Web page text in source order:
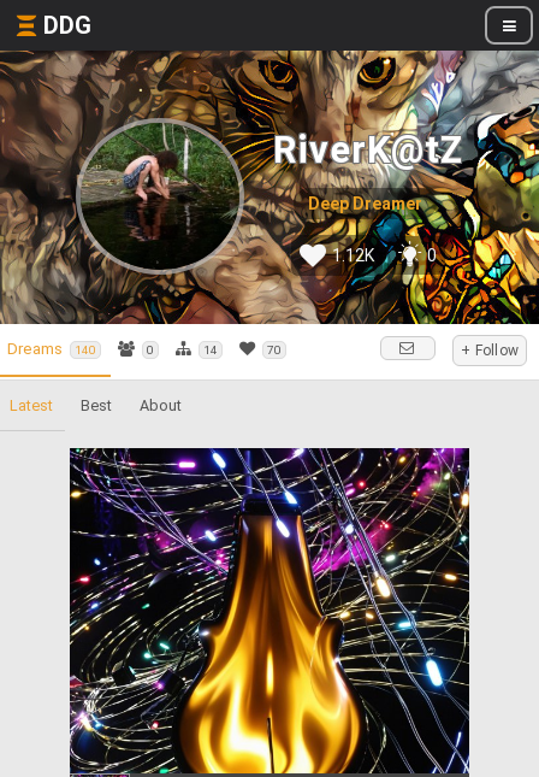
DDG
RiverK@tZ
Deep Dreamer
1.12K 0
Dreams 140 0 14 70 + Follow
Latest Best About